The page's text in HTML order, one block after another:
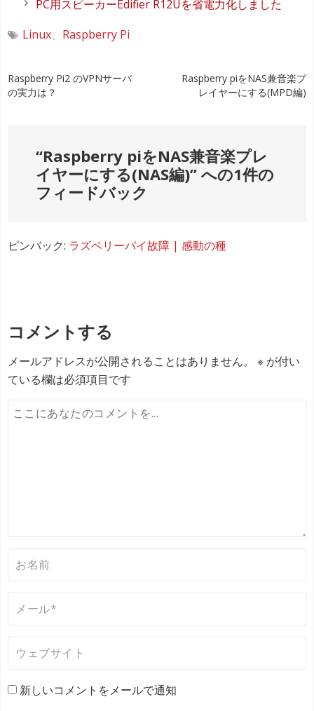
PC用スピーカーEdifier R12Uを省電力化しました
Linux、 Raspberry Pi
投
シ
Raspberry Pi2 のVPNサーバ
の実力は？
Raspberry piをNAS兼音楽プ
レイヤーにする(MPD編)
“Raspberry piをNAS兼音楽プレ
イヤーにする(NAS編)” への1件の
フィードバック
ピンバック: ラズベリーパイ故障 | 感動の種
コメントする
メールアドレスが公開されることはありません。 ※ が付い
ている欄は必須項目です
新しいコメントをメールで通知